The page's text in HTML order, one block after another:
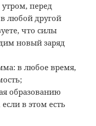
перед
любой другой
что силы
новый заряд
в любое время,
образованию
в этом есть